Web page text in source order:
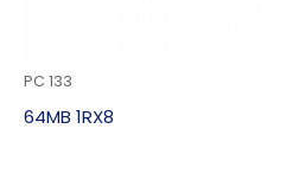
PC 133
64MB 1RX8